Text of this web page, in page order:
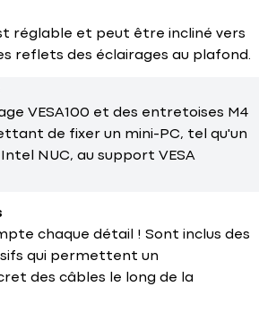
réglable et peut être incliné vers
reflets des éclairages au plafond.
VESA100 et des entretoises M4
de fixer un mini-PC, tel qu'un
NUC, au support VESA
chaque détail ! Sont inclus des
qui permettent un
des câbles le long de la